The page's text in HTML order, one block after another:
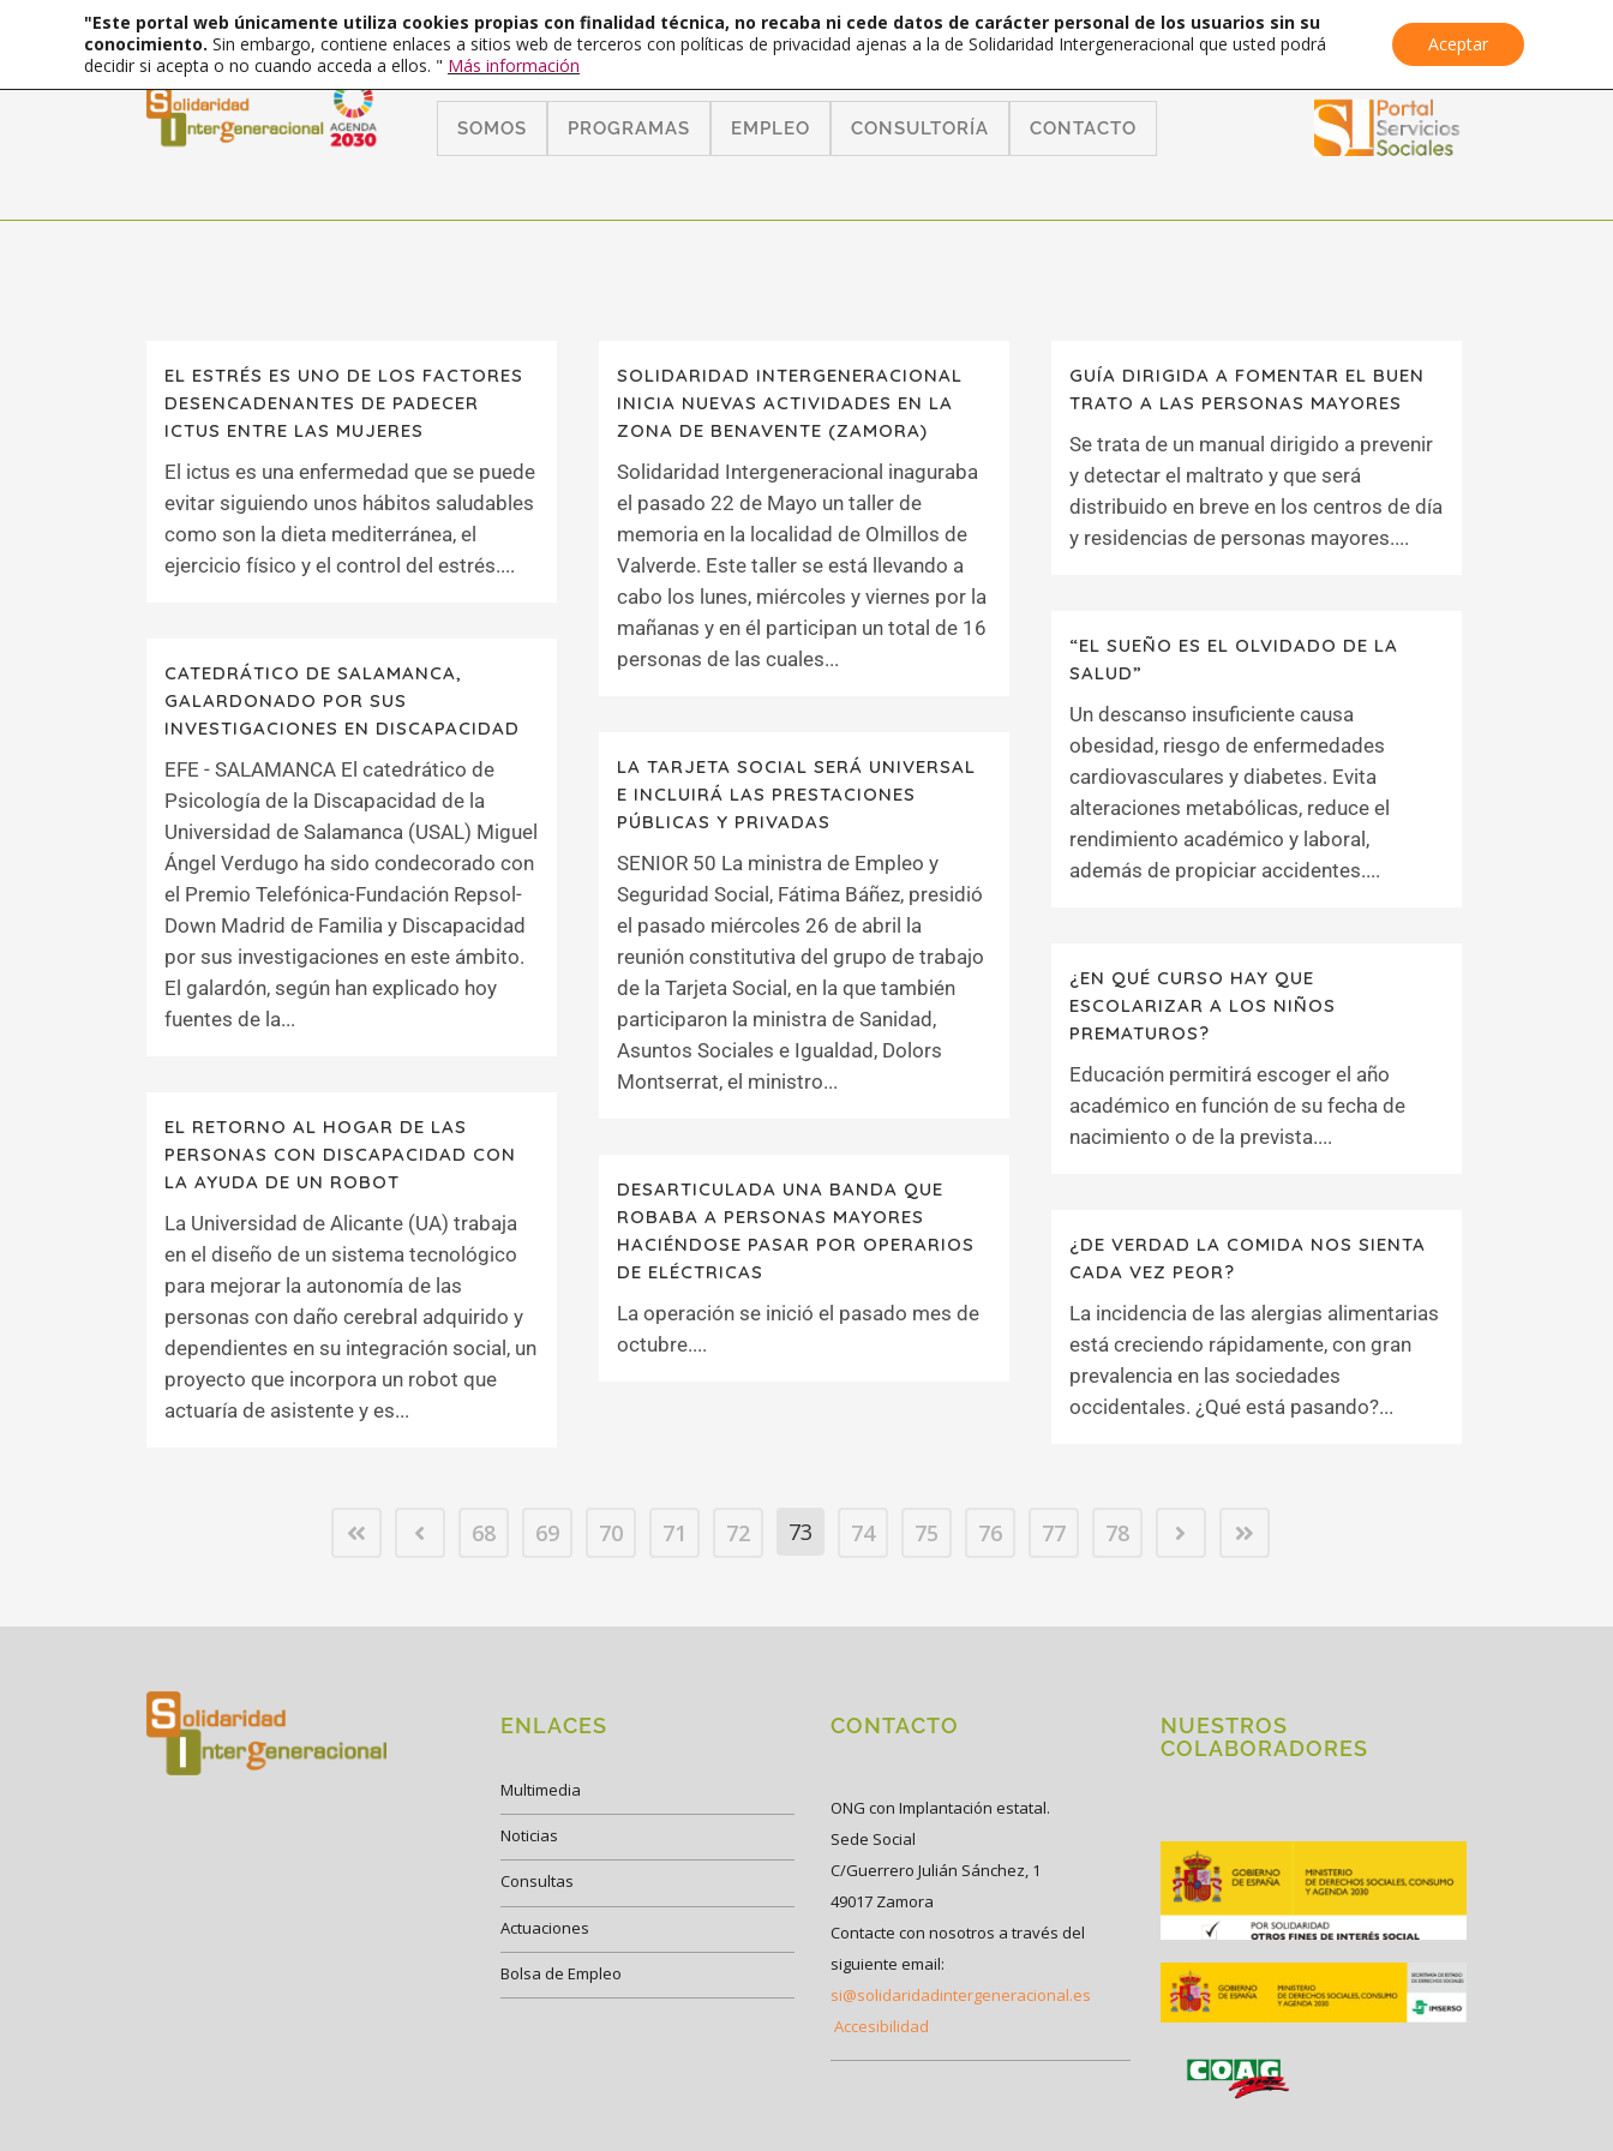
SOMOS PROGRAMAS EMPLEO CONSULTORÍA CONTACTO
EL ESTRÉS ES UNO DE LOS FACTORES
DESENCADENANTES DE PADECER
ICTUS ENTRE LAS MUJERES
El ictus es una enfermedad que se puede
evitar siguiendo unos hábitos saludables
como son la dieta mediterránea, el
ejercicio físico y el control del estrés....
SOLIDARIDAD INTERGENERACIONAL
INICIA NUEVAS ACTIVIDADES EN LA
ZONA DE BENAVENTE (ZAMORA)
Solidaridad Intergeneracional inaguraba
el pasado 22 de Mayo un taller de
memoria en la localidad de Olmillos de
Valverde. Este taller se está llevando a
cabo los lunes, miércoles y viernes por la
mañanas y en él participan un total de 16
personas de las cuales...
GUÍA DIRIGIDA A FOMENTAR EL BUEN
TRATO A LAS PERSONAS MAYORES
Se trata de un manual dirigido a prevenir
y detectar el maltrato y que será
distribuido en breve en los centros de día
y residencias de personas mayores....
“EL SUEÑO ES EL OLVIDADO DE LA
SALUD”
Un descanso insuficiente causa
obesidad, riesgo de enfermedades
cardiovasculares y diabetes. Evita
alteraciones metabólicas, reduce el
rendimiento académico y laboral,
además de propiciar accidentes....
CATEDRÁTICO DE SALAMANCA,
GALARDONADO POR SUS
INVESTIGACIONES EN DISCAPACIDAD
EFE - SALAMANCA El catedrático de
Psicología de la Discapacidad de la
Universidad de Salamanca (USAL) Miguel
Ángel Verdugo ha sido condecorado con
el Premio Telefónica-Fundación Repsol-
Down Madrid de Familia y Discapacidad
por sus investigaciones en este ámbito.
El galardón, según han explicado hoy
fuentes de la...
LA TARJETA SOCIAL SERÁ UNIVERSAL
E INCLUIRÁ LAS PRESTACIONES
PÚBLICAS Y PRIVADAS
SENIOR 50 La ministra de Empleo y
Seguridad Social, Fátima Báñez, presidió
el pasado miércoles 26 de abril la
reunión constitutiva del grupo de trabajo
de la Tarjeta Social, en la que también
participaron la ministra de Sanidad,
Asuntos Sociales e Igualdad, Dolors
Montserrat, el ministro...
¿EN QUÉ CURSO HAY QUE
ESCOLARIZAR A LOS NIÑOS
PREMATUROS?
Educación permitirá escoger el año
académico en función de su fecha de
nacimiento o de la prevista....
EL RETORNO AL HOGAR DE LAS
PERSONAS CON DISCAPACIDAD CON
LA AYUDA DE UN ROBOT
La Universidad de Alicante (UA) trabaja
en el diseño de un sistema tecnológico
para mejorar la autonomía de las
personas con daño cerebral adquirido y
dependientes en su integración social, un
proyecto que incorpora un robot que
actuaría de asistente y es...
DESARTICULADA UNA BANDA QUE
ROBABA A PERSONAS MAYORES
HACIÉNDOSE PASAR POR OPERARIOS
DE ELÉCTRICAS
La operación se inició el pasado mes de
octubre....
¿DE VERDAD LA COMIDA NOS SIENTA
CADA VEZ PEOR?
La incidencia de las alergias alimentarias
está creciendo rápidamente, con gran
prevalencia en las sociedades
occidentales. ¿Qué está pasando?...
68 69 70 71 72 73 74 75 76 77 78
ENLACES
Multimedia
Noticias
Consultas
Actuaciones
Bolsa de Empleo
CONTACTO
ONG con Implantación estatal.
Sede Social
C/Guerrero Julián Sánchez, 1
49017 Zamora
Contacte con nosotros a través del
siguiente email:
si@solidaridadintergeneracional.es
Accesibilidad
NUESTROS
COLABORADORES
"Este portal web únicamente utiliza cookies propias con finalidad técnica, no recaba ni cede datos de carácter personal de los usuarios sin su
conocimiento. Sin embargo, contiene enlaces a sitios web de terceros con políticas de privacidad ajenas a la de Solidaridad Intergeneracional que usted podrá
decidir si acepta o no cuando acceda a ellos. " Más información
Aceptar